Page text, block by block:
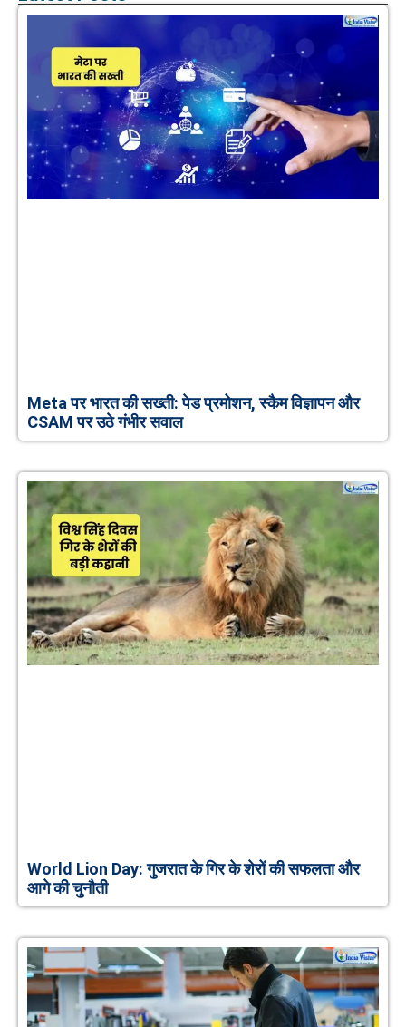
Meta पर भारत की सख्ती: पेड प्रमोशन, स्कैम विज्ञापन और
CSAM पर उठे गंभीर सवाल
World Lion Day: गुजरात के गिर के शेरों की सफलता और
आगे की चुनौती